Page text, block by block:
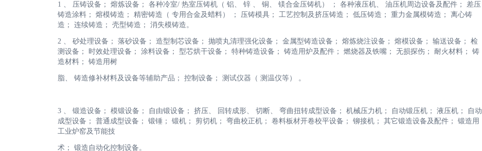
1 、 压铸设备； 熔炼设备； 各种冷室/ 热室压铸机（ 铝、 锌 、 铜、 镁合金压铸机） ； 各种液压机、 油压机周边设备及配件； 差压
铸造涂料； 熔模铸造； 精密铸造（ 专用合金及蜡料） ； 压铸模具； 工艺控制及挤压铸造； 低压铸造； 重力金属模铸造； 离心铸
造； 连续铸造； 壳型铸造； 消失模铸造。
2 、 砂处理设备； 落砂设备； 造型制芯设备； 抛喷丸清理强化设备； 金属型铸造设备； 熔炼烧注设备； 熔模设备； 输送设备； 检
测设备； 时效处理设备； 涂料设备； 型芯烘干设备； 特种铸造设备； 铸造用炉及配件； 燃烧器及铁嘴； 无损探伤； 耐火材料； 铸
造材料； 铸造用树
脂、 铸造修补材料及设备等辅助产品； 控制设备； 测试仪器（ 测温仪等） 。
3 、 锻造设备； 模锻设备； 自由锻设备； 挤压、 回转成形、 切断、 弯曲扭转成型设备； 机械压力机； 自动锻压机； 液压机； 自动
成型设备； 普通成型设备； 锻锤； 锻机； 剪切机； 弯曲校正机； 卷料板材开卷校平设备； 铆接机； 其它锻造设备及配件； 锻造用
工业炉窑及节能技
术； 锻造自动化控制设备。